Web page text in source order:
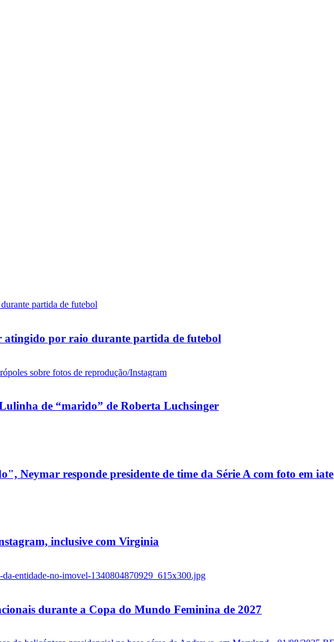
atingido por raio durante partida de futebol
de “marido” de Roberta Luchsinger
Neymar responde presidente de time da Série A com foto em iate
inclusive com Virginia
durante a Copa do Mundo Feminina de 2027